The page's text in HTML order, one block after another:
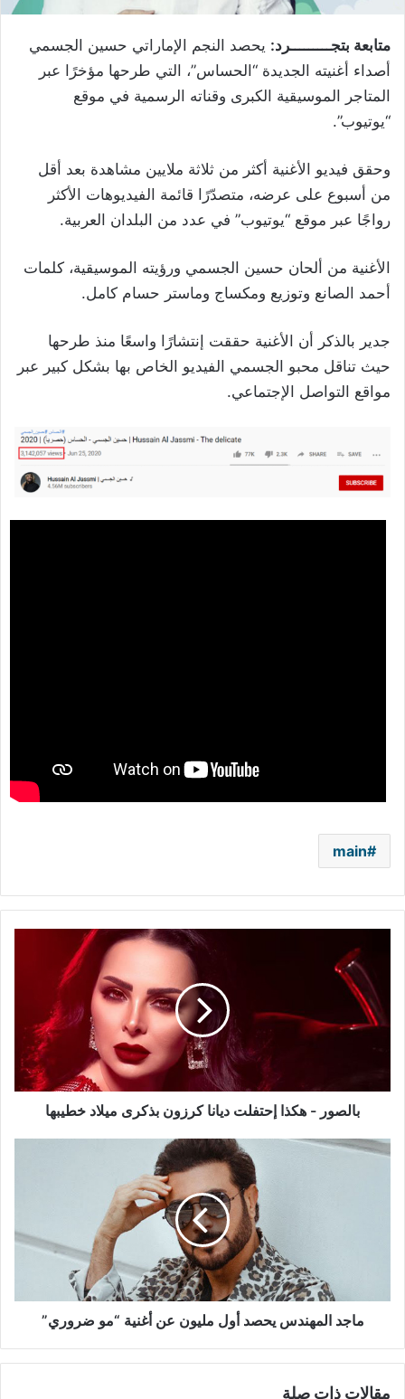
متابعة بتجـــــــــرد: يحصد النجم الإماراتي حسين الجسمي
أصداء أغنيته الجديدة “الحساس”، التي طرحها مؤخرًا عبر
المتاجر الموسيقية الكبرى وقناته الرسمية في موقع
“يوتيوب”.
وحقق فيديو الأغنية أكثر من ثلاثة ملايين مشاهدة بعد أقل
من أسبوع على عرضه، متصدّرًا قائمة الفيديوهات الأكثر
رواجًا عبر موقع “يوتيوب” في عدد من البلدان العربية.
الأغنية من ألحان حسين الجسمي ورؤيته الموسيقية، كلمات
أحمد الصانع وتوزيع ومكساج وماستر حسام كامل.
جدير بالذكر أن الأغنية حققت إنتشارًا واسعًا منذ طرحها
حيث تناقل محبو الجسمي الفيديو الخاص بها بشكل كبير عبر
مواقع التواصل الإجتماعي.
main
إحتفلت
ديانا
كرزون
بذكرى
خطيبها
بالصور - هكذا إحتفلت ديانا كرزون بذكرى ميلاد خطيبها
ماجد
ضروري”
ماجد المهندس يحصد أول مليون عن أغنية “مو ضروري”
مقالات ذات صلة